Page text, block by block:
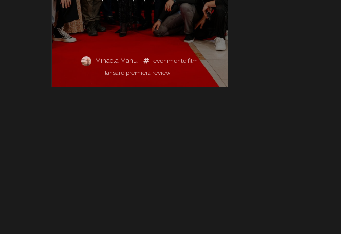
Mihaela Manu evenimente film
lansare premiera review